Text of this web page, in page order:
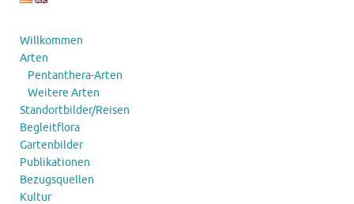
Willkommen
Arten
Pentanthera-Arten
Weitere Arten
Standortbilder/Reisen
Begleitflora
Gartenbilder
Publikationen
Bezugsquellen
Kultur